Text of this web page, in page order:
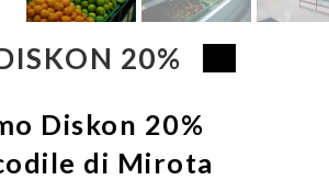
20%
Diskon 20%
di Mirota